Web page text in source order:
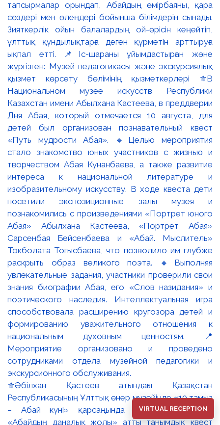
⚜️Әбілхан Қастеев атындағы Қазақстан
Республикасының Ұлттық өнер музейінде «10 тамыз
– Абай күні» қарсаңында балаларға арналған
«Абайдың даналық жолы» атты танымдық квест
VIRTUAL RECEPTION